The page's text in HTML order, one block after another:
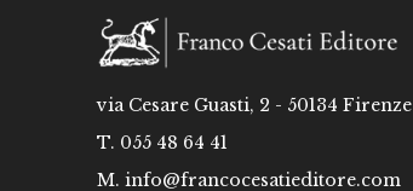
via Cesare Guasti, 2 - 50134 Firenze
T. 055 48 64 41
M. info@francocesatieditore.com